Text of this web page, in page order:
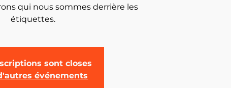
qui nous sommes derrière les
étiquettes.
sont closes
événements